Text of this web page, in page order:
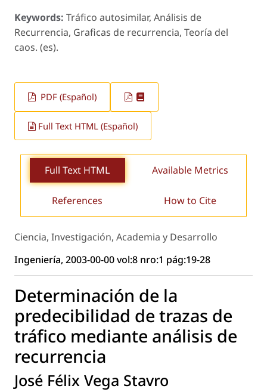
Keywords: Tráfico autosimilar, Análisis de
Recurrencia, Graficas de recurrencia, Teoría del
caos. (es).
PDF (Español)
Full Text HTML (Español)
Full Text HTML Available Metrics
References How to Cite
Ciencia, Investigación, Academia y Desarrollo
Ingeniería, 2003-00-00 vol:8 nro:1 pág:19-28
Determinación de la
predecibilidad de trazas de
tráfico mediante análisis de
recurrencia
José Félix Vega Stavro